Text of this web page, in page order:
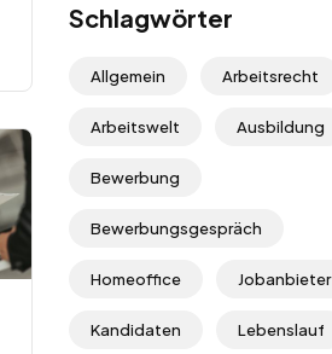
Schlagwörter
Allgemein Arbeitsrecht
Arbeitswelt Ausbildung
Bewerbung
Bewerbungsgespräch
Homeoffice Jobanbieter
Kandidaten Lebenslauf